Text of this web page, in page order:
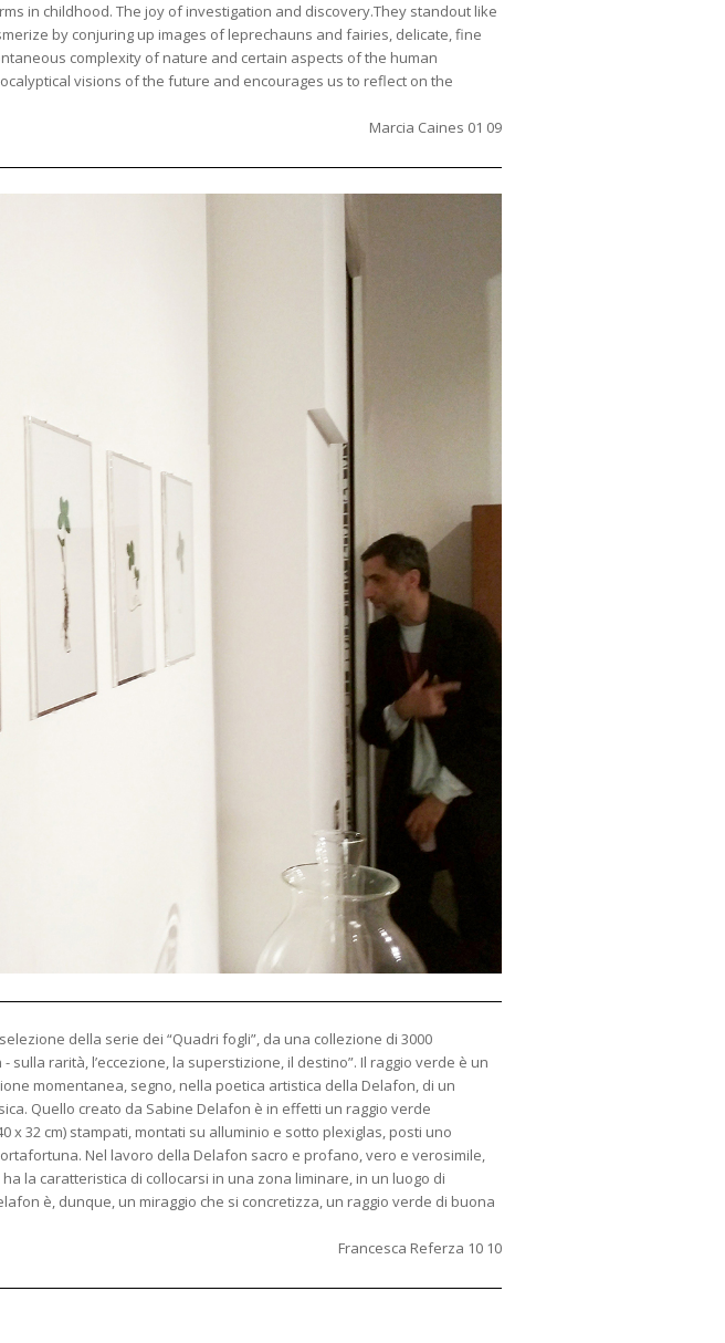
in childhood. The joy of investigation and discovery.They standout like
by conjuring up images of leprechauns and fairies, delicate, fine
complexity of nature and certain aspects of the human
visions of the future and encourages us to reflect on the
Marcia Caines 01 09
della serie dei “Quadri fogli”, da una collezione di 3000
rarità, l’eccezione, la superstizione, il destino”. Il raggio verde è un
momentanea, segno, nella poetica artistica della Delafon, di un
Quello creato da Sabine Delafon è in effetti un raggio verde
32 cm) stampati, montati su alluminio e sotto plexiglas, posti uno
Nel lavoro della Delafon sacro e profano, vero e verosimile,
la caratteristica di collocarsi in una zona liminare, in un luogo di
è, dunque, un miraggio che si concretizza, un raggio verde di buona
Francesca Referza 10 10